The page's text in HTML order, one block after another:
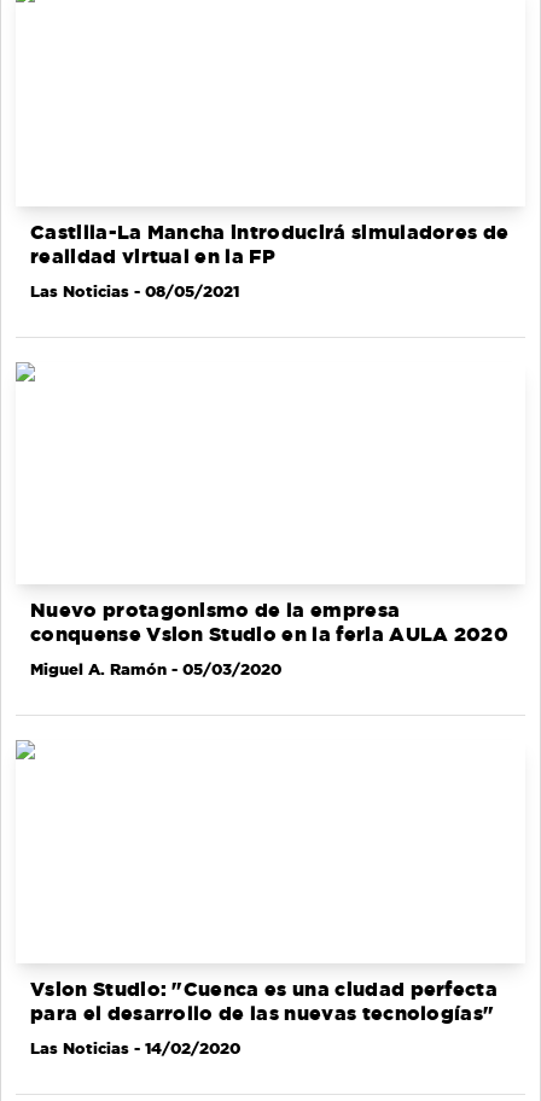
Castilla-La Mancha introducirá simuladores de
realidad virtual en la FP
Las Noticias - 08/05/2021
Nuevo protagonismo de la empresa
conquense Vsion Studio en la feria AULA 2020
Miguel A. Ramón - 05/03/2020
Vsion Studio: "Cuenca es una ciudad perfecta
para el desarrollo de las nuevas tecnologías"
Las Noticias - 14/02/2020